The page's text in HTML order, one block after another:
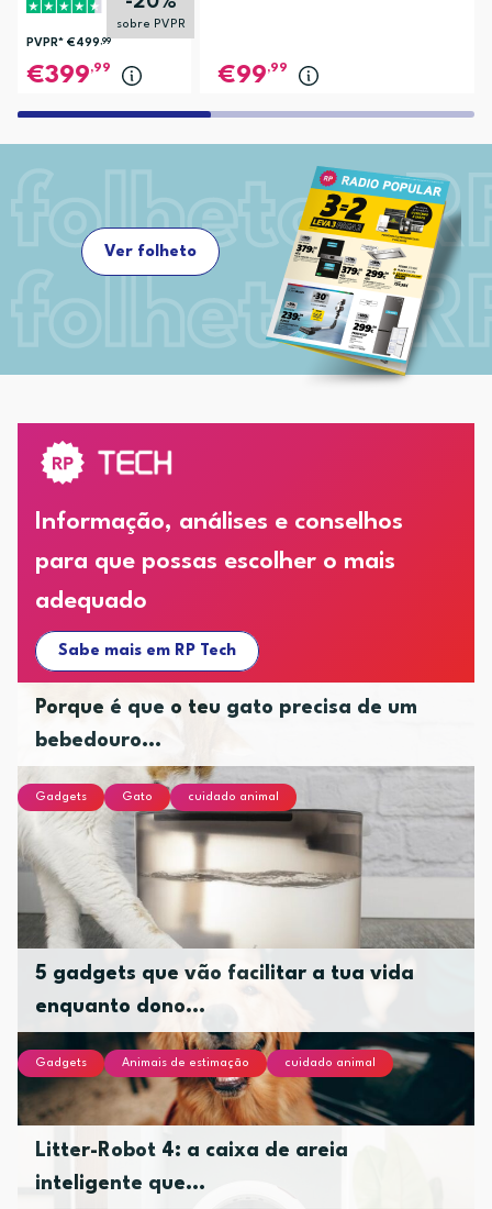
sobre PVPR
PVPR* €499,99
399,99 99,99
Ver folheto
Informação, análises e conselhos
para que possas escolher o mais
adequado
Sabe mais em RP Tech
Porque é que o teu gato precisa de um
bebedouro...
Gadgets Gato cuidado animal
5 gadgets que vão facilitar a tua vida
enquanto dono...
Gadgets Animais de estimação cuidado animal
Litter-Robot 4: a caixa de areia
inteligente que...